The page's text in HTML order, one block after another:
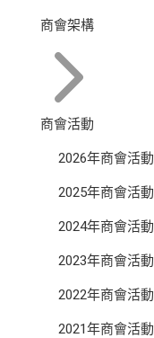
商會架構
商會活動
2026年商會活動
2025年商會活動
2024年商會活動
2023年商會活動
2022年商會活動
2021年商會活動